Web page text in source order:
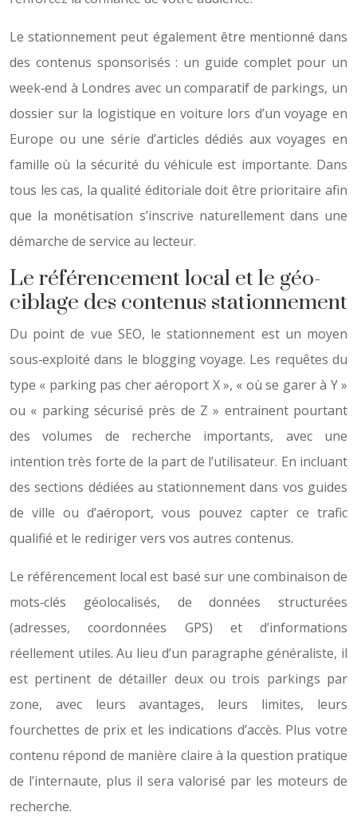
Le stationnement peut également être mentionné dans
des contenus sponsorisés : un guide complet pour un
week‑end à Londres avec un comparatif de parkings, un
dossier sur la logistique en voiture lors d’un voyage en
Europe ou une série d’articles dédiés aux voyages en
famille où la sécurité du véhicule est importante. Dans
tous les cas, la qualité éditoriale doit être prioritaire afin
que la monétisation s’inscrive naturellement dans une
démarche de service au lecteur.
Le référencement local et le géo-
ciblage des contenus stationnement
Du point de vue SEO, le stationnement est un moyen
sous‑exploité dans le blogging voyage. Les requêtes du
type « parking pas cher aéroport X », « où se garer à Y »
ou « parking sécurisé près de Z » entrainent pourtant
des volumes de recherche importants, avec une
intention très forte de la part de l’utilisateur. En incluant
des sections dédiées au stationnement dans vos guides
de ville ou d’aéroport, vous pouvez capter ce trafic
qualifié et le rediriger vers vos autres contenus.
Le référencement local est basé sur une combinaison de
mots‑clés géolocalisés, de données structurées
(adresses, coordonnées GPS) et d’informations
réellement utiles. Au lieu d’un paragraphe généraliste, il
est pertinent de détailler deux ou trois parkings par
zone, avec leurs avantages, leurs limites, leurs
fourchettes de prix et les indications d’accès. Plus votre
contenu répond de manière claire à la question pratique
de l’internaute, plus il sera valorisé par les moteurs de
recherche.